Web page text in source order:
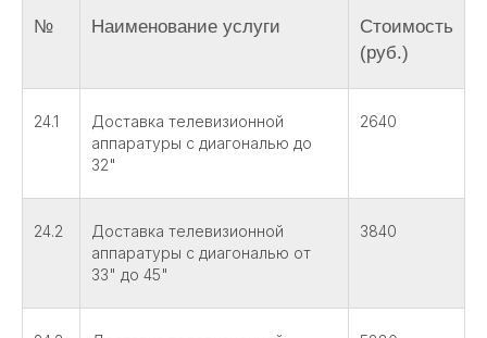
№ Наименование услуги
Стоимость
(руб.)
24.1
Доставка телевизионной
аппаратуры с диагональю до
32"
2640
24.2
Доставка телевизионной
аппаратуры с диагональю от
33" до 45"
3840